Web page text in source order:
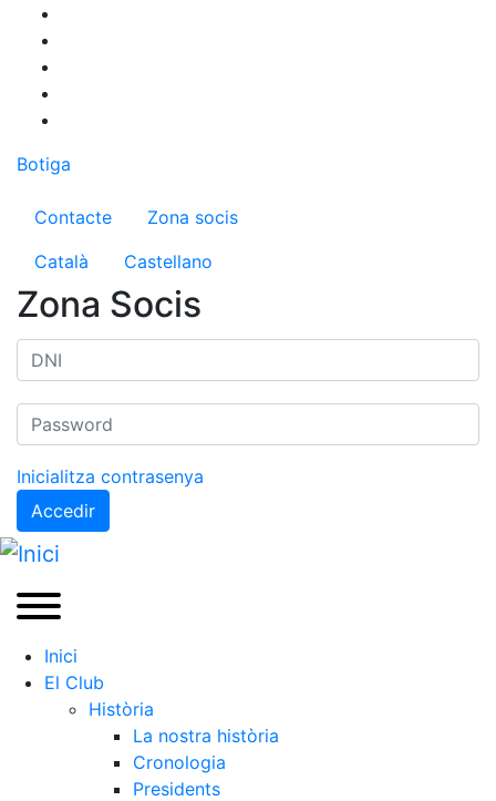
contingut
Botiga
Menú del compte d'usuari
Contacte
Zona socis
Català
Castellano
Zona Socis
Inicialitza contrasenya
Accedir
Inici
El Club
Història
La nostra història
Cronologia
Presidents